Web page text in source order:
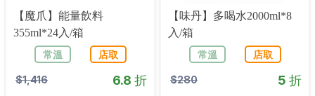
【魔爪】能量飲料
355ml*24入/箱
常溫
店取
$1,416 6.8 折
【味丹】多喝水2000ml*8
入/箱
常溫
店取
$280 5 折